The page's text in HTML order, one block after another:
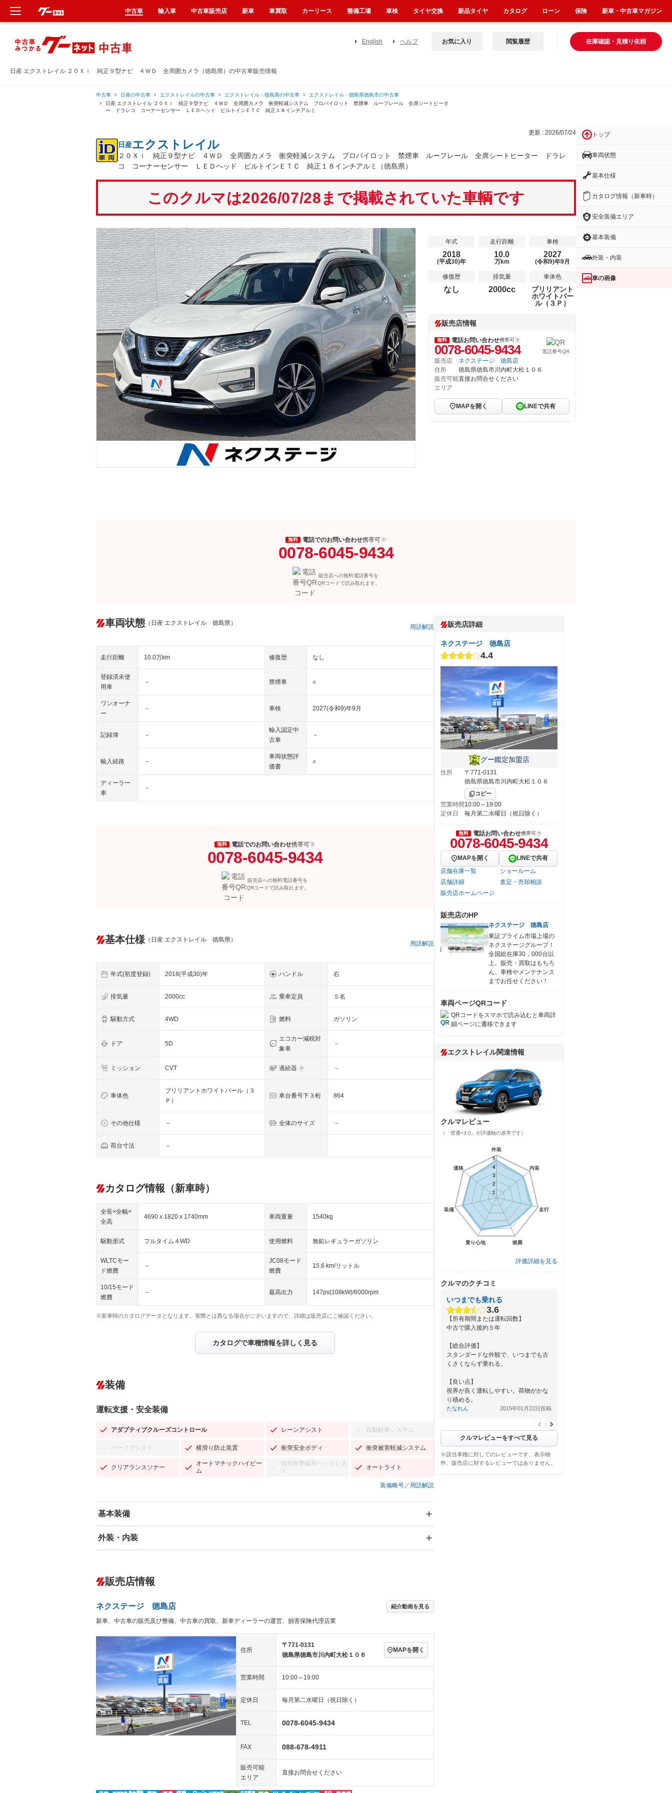
日産 エクストレイル ２０Ｘｉ 純正９型ナビ ４ＷＤ 全周囲カメラ（徳島県）の中古車販売情報
English ヘルプ 在庫確認・見積り依頼
お気に入り 閲覧履歴
中古車 日産の中古車 エクストレイルの中古車 エクストレイル・徳島県の中古車
エクストレイル・徳島県徳島市の中古車
日産 エクストレイル ２０Ｘｉ 純正９型ナビ ４ＷＤ 全周囲カメラ 衝突軽減システム プロパイロット 禁煙車 ルーフレール 全席シートヒータ
ー ドラレコ コーナーセンサー ＬＥＤヘッド ビルトインＥＴＣ 純正１８インチアルミ
更新 : 2026/07/24
日産エクストレイル
２０Ｘｉ 純正９型ナビ ４ＷＤ 全周囲カメラ 衝突軽減システム プロパイロット 禁煙車 ルーフレール 全席シートヒーター ドラレ
コ コーナーセンサー ＬＥＤヘッド ビルトインＥＴＣ 純正１８インチアルミ（徳島県）
このクルマは2026/07/28まで掲載されていた車輌です
年式
2018
(平成30)年
走行距離
10.0
万km
車検
2027
(令和9)年9月
修復歴
なし
排気量
2000cc
車体色
ブリリアント
ホワイトパー
ル（３Ｐ）
販売店情報
無料 電話お問い合わせ携帯可
0078-6045-9434 電話番号QR
販売店
ネクステージ 徳島店
住所
徳島県徳島市川内町大松１０６
販売可能
エリア
直接お問合せください
MAPを開く LINEで共有
無料 電話でのお問い合わせ携帯可
0078-6045-9434
販売店への無料電話番号を
QRコードで読み取れます。
車両状態 （日産 エクストレイル 徳島県）
用語解説
走行距離 10.0万km 修復歴 なし
登録済未使
用車
－ 禁煙車 ○
ワンオーナ
ー
－ 車検 2027(令和9)年9月
記録簿 －
輸入認定中
古車
－
輸入経路 －
車両状態評
価書
○
ディーラー
車
－
無料 電話でのお問い合わせ携帯可
0078-6045-9434
販売店への無料電話番号を
QRコードで読み取れます。
基本仕様 （日産 エクストレイル 徳島県）
用語解説
年式(初度登録) 2018(平成30)年 ハンドル 右
排気量 2000cc 乗車定員 ５名
駆動方式 4WD 燃料 ガソリン
ドア 5D
エコカー減税対
象車
－
ミッション CVT 過給器 －
車体色
ブリリアントホワイトパール（３
Ｐ）
車台番号下３桁 864
その他仕様 － 全体のサイズ －
荷台寸法 －
カタログ情報（新車時）
全長×全幅×
全高
4690 x 1820 x 1740mm 車両重量 1540kg
駆動形式 フルタイム４WD 使用燃料 無鉛レギュラーガソリン
WLTCモー
ド燃費
－
JC08モード
燃費
15.6 km/リットル
10/15モード
燃費
－ 最高出力 147ps(108kW)/6000rpm
※新車時のカタログデータとなります。実際とは異なる場合がございますので、詳細は販売店にご確認ください。
カタログで車種情報を詳しく見る
装備
運転支援・安全装備
アダプティブクルーズコントロール レーンアシスト － 自動駐車システム
－ パークアシスト 横滑り防止装置 衝突安全ボディ 衝突被害軽減システム
クリアランスソナー
オートマチックハイビー
ム
－
頸部衝撃緩和ヘッドレス
ト
オートライト
装備略号／用語解説
基本装備
エアバッグ：運転席/助手席
－ ダウンヒルアシストコントロール
Bluetooth接続 センターデフロック
装備略号／用語解説
外装・内装
オーディオ：CDまたはCDチェンジャー／ミュージック
プレイヤー接続可／ミュージックサーバー
－
ヘッドライトウォッシャ
ー
キーレス
LEDヘッドランプ － HID(キセノンライト) － ポータブルナビ
ETC スマートキー ローダウン
－ ランフラットタイヤ － パワーシート 3列シート ベンチシート
－ フルフラットシート － チップアップシート オットマン
シートヒーター － ウォークスルー 後席モニター
フロントカメラ － シートエアコン
ルーフレール －
販売店情報
ネクステージ 徳島店 紹介動画を見る
新車、中古車の販売及び整備、中古車の買取、新車ディーラーの運営、損害保険代理店業
住所
〒771-0131
徳島県徳島市川内町大松１０６
MAPを開く
営業時間 10:00～19:00
定休日 毎月第二水曜日（祝日除く）
TEL 0078-6045-9434
FAX 088-678-4911
販売可能
エリア
直接お問合せください
販売店詳細
ネクステージ 徳島店
4.4
グー鑑定加盟店
住所
〒771-0131
徳島県徳島市川内町大松１０６
コピー
営業時間10:00～19:00
定休日
毎月第二水曜日（祝日除く）
無料 電話お問い合わせ携帯可
0078-6045-9434
MAPを開く
LINEで共有
店舗在庫一覧
ショールーム
店舗詳細
査定・売却相談
販売店ホームページ
販売店のHP
ネクステージ 徳島店
東証プライム市場上場の
ネクステージグループ！
全国総在庫30，000台以
上。販売・買取はもちろ
ん、車検やメンテナンス
までお任せください！
車両ページQRコード
QRコードをスマホで読み込むと車両詳
細ページに遷移できます
エクストレイル関連情報
クルマレビュー
（「普通=3.0」が評価軸の基準です）
外装
内装
走行
燃費
乗り心地
装備
価格
1
2
3
4
5
外装
内装
走行
燃費
乗り心地
装備
価格
1
2
3
4
5
評価詳細を見る
クルマのクチコミ
いつまでも乗れる
3.6
【所有期間または運転回数】
中古で購入後約５年
【総合評価】
スタンダードな外観で、いつまでも古
くさくならず乗れる。
【良い点】
視界が良く運転しやすい。荷物がかな
り積める。
たなれん 2015年01月22日投稿
クルマレビューをすべて見る
※該当車種に対してのレビューです。表示物
件、販売店に対するレビューではありません。
トップ
車両状態
基本仕様
カタログ情報（新車時）
安全装備エリア
基本装備
外装・内装
車の画像
中古車 輸入車 中古車販売店 新車 車買取 カーリース 整備工場 車検 タイヤ交換 新品タイヤ カタログ ローン 保険 新車・中古車マガジン
新車
中古車